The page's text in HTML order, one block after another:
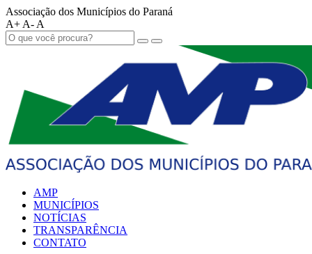
Associação dos Municípios do Paraná
A+ A- A
AMP
MUNICÍPIOS
NOTÍCIAS
TRANSPARÊNCIA
CONTATO